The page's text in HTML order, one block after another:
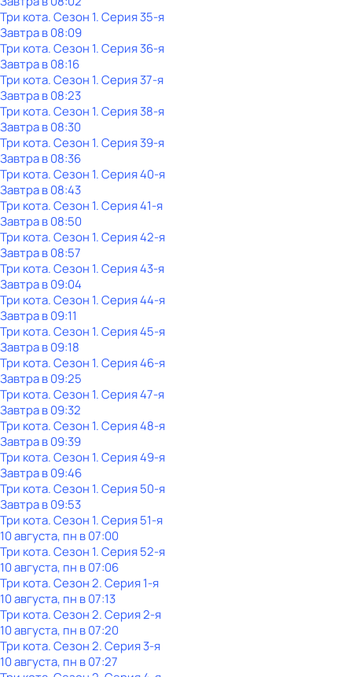
Три кота. Сезон 1. Серия 35-я
Завтра в 08:09
Три кота. Сезон 1. Серия 36-я
Завтра в 08:16
Три кота. Сезон 1. Серия 37-я
Завтра в 08:23
Три кота. Сезон 1. Серия 38-я
Завтра в 08:30
Три кота. Сезон 1. Серия 39-я
Завтра в 08:36
Три кота. Сезон 1. Серия 40-я
Завтра в 08:43
Три кота. Сезон 1. Серия 41-я
Завтра в 08:50
Три кота. Сезон 1. Серия 42-я
Завтра в 08:57
Три кота. Сезон 1. Серия 43-я
Завтра в 09:04
Три кота. Сезон 1. Серия 44-я
Завтра в 09:11
Три кота. Сезон 1. Серия 45-я
Завтра в 09:18
Три кота. Сезон 1. Серия 46-я
Завтра в 09:25
Три кота. Сезон 1. Серия 47-я
Завтра в 09:32
Три кота. Сезон 1. Серия 48-я
Завтра в 09:39
Три кота. Сезон 1. Серия 49-я
Завтра в 09:46
Три кота. Сезон 1. Серия 50-я
Завтра в 09:53
Три кота. Сезон 1. Серия 51-я
10 августа, пн в 07:00
Три кота. Сезон 1. Серия 52-я
10 августа, пн в 07:06
Три кота. Сезон 2. Серия 1-я
10 августа, пн в 07:13
Три кота. Сезон 2. Серия 2-я
10 августа, пн в 07:20
Три кота. Сезон 2. Серия 3-я
10 августа, пн в 07:27